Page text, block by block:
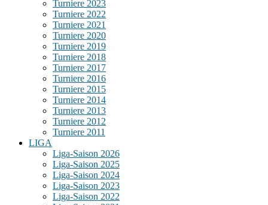
Turniere 2023
Turniere 2022
Turniere 2021
Turniere 2020
Turniere 2019
Turniere 2018
Turniere 2017
Turniere 2016
Turniere 2015
Turniere 2014
Turniere 2013
Turniere 2012
Turniere 2011
LIGA
Liga-Saison 2026
Liga-Saison 2025
Liga-Saison 2024
Liga-Saison 2023
Liga-Saison 2022